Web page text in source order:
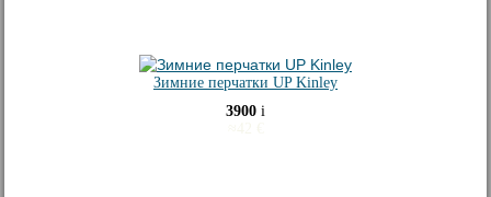
Зимние перчатки UP Kinley
3900 i